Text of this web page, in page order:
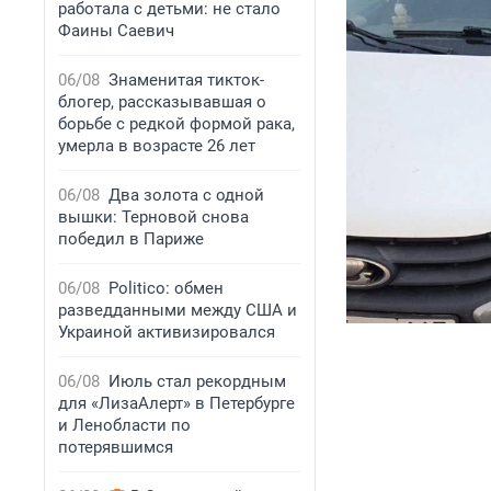
работала с детьми: не стало
Фаины Саевич
06/08 Знаменитая тикток-
блогер, рассказывавшая о
борьбе с редкой формой рака,
умерла в возрасте 26 лет
06/08 Два золота с одной
вышки: Терновой снова
победил в Париже
06/08 Politico: обмен
разведданными между США и
Украиной активизировался
06/08 Июль стал рекордным
для «ЛизаАлерт» в Петербурге
и Ленобласти по
потерявшимся